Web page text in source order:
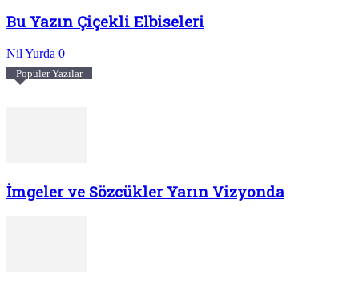
Bu Yazın Çiçekli Elbiseleri
Nil Yurda 0
Popüler Yazılar
İmgeler ve Sözcükler Yarın Vizyonda